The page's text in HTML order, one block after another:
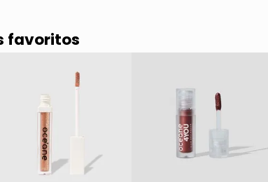
favoritos